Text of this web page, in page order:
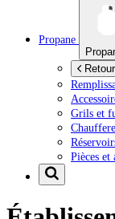
Propane
Grils et
Pièces et